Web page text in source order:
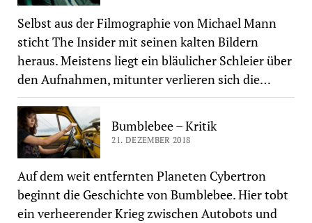
Selbst aus der Filmographie von Michael Mann
sticht The Insider mit seinen kalten Bildern
heraus. Meistens liegt ein bläulicher Schleier über
den Aufnahmen, mitunter verlieren sich die…
Bumblebee – Kritik
21. DEZEMBER 2018
Auf dem weit entfernten Planeten Cybertron
beginnt die Geschichte von Bumblebee. Hier tobt
ein verheerender Krieg zwischen Autobots und